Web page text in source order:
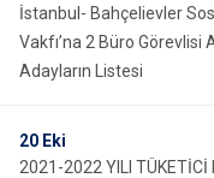
İstanbul- Bahçelievler
Vakfı’na 2 Büro Görevlisi
Adayların Listesi
20 Eki
2021-2022 YILI TÜKETİCİ